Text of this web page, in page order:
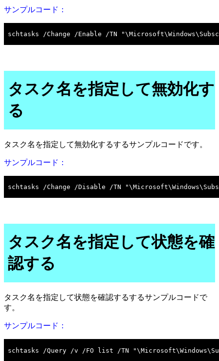
サンプルコード：
タスク名を指定して無効化す
る
タスク名を指定して無効化するするサンプルコードです。
サンプルコード：
タスク名を指定して状態を確
認する
タスク名を指定して状態を確認するするサンプルコードで
す。
サンプルコード：